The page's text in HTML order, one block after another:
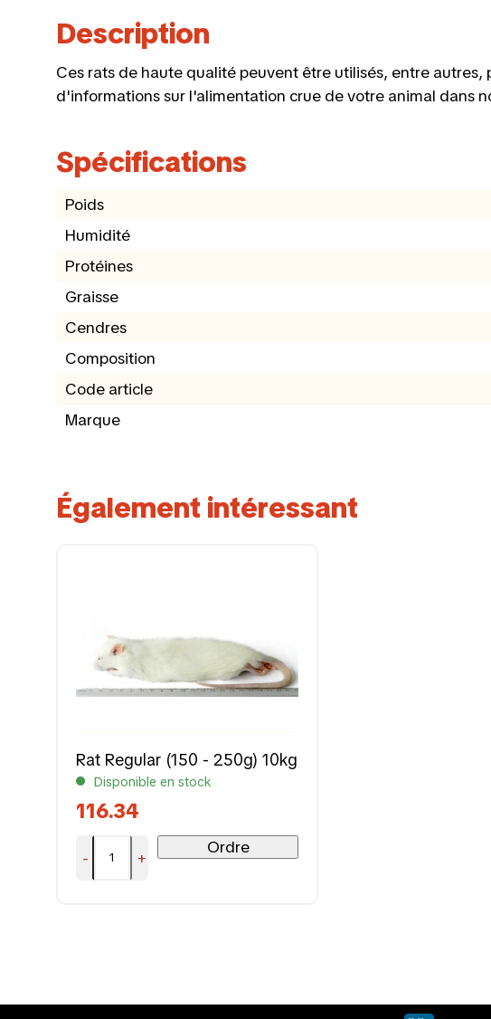
Description
Ces rats de haute qualité peuvent être utilisés, entre
d'informations sur l'alimentation crue de votre animal dans
Spécifications
Poids
Humidité
Protéines
Graisse
Cendres
Composition
Code article
Marque
Également intéressant
Rat Regular (150 - 250g) 10kg
Disponible en stock
116.34
- +
Ordre